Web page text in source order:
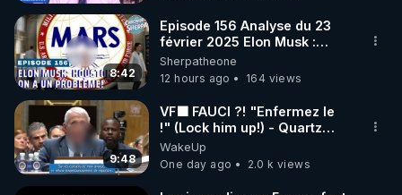
8:42
Episode 156 Analyse du 23
février 2025 Elon Musk :
Houston , on a un problème !
Sherpatheone
12 hours ago
164 views
9:48
VF🟩 FAUCI ?! "Enfermez le
!" (Lock him up!) - Quartz
Traduction
WakeUp
One day ago
2.0 k views